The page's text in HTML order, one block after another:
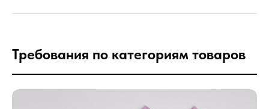
Требования по категориям товаров